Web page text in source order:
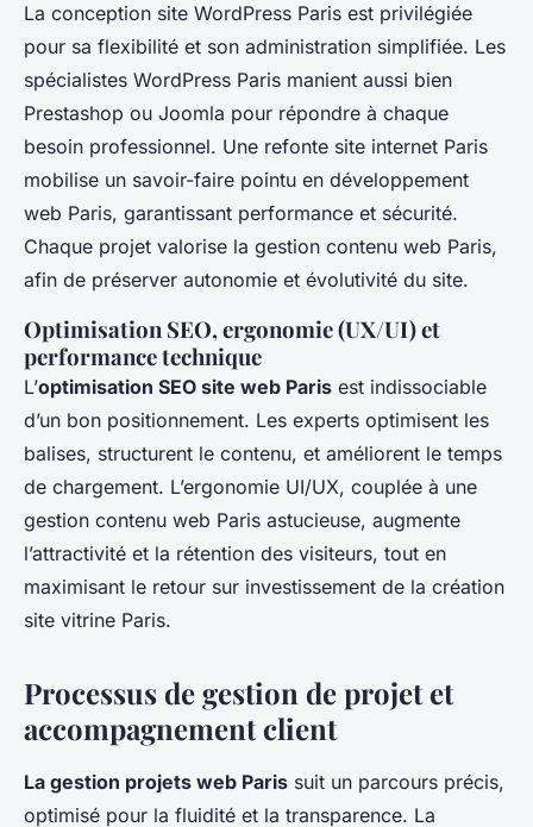
La conception site WordPress Paris est privilégiée
pour sa flexibilité et son administration simplifiée. Les
spécialistes WordPress Paris manient aussi bien
Prestashop ou Joomla pour répondre à chaque
besoin professionnel. Une refonte site internet Paris
mobilise un savoir-faire pointu en développement
web Paris, garantissant performance et sécurité.
Chaque projet valorise la gestion contenu web Paris,
afin de préserver autonomie et évolutivité du site.
Optimisation SEO, ergonomie (UX/UI) et
performance technique
L’optimisation SEO site web Paris est indissociable
d’un bon positionnement. Les experts optimisent les
balises, structurent le contenu, et améliorent le temps
de chargement. L’ergonomie UI/UX, couplée à une
gestion contenu web Paris astucieuse, augmente
l’attractivité et la rétention des visiteurs, tout en
maximisant le retour sur investissement de la création
site vitrine Paris.
Processus de gestion de projet et
accompagnement client
La gestion projets web Paris suit un parcours précis,
optimisé pour la fluidité et la transparence. La